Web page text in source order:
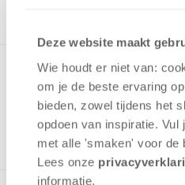
Deze website maakt
Wie houdt er niet van:
om je de beste ervaring
bieden, zowel tijdens het
opdoen van inspiratie. Vul
met alle 'smaken' voor de
Lees onze
informatie.
v.a. 12